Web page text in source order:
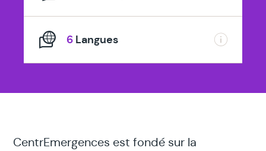
6 Langues
CentrEmergences est fondé sur la